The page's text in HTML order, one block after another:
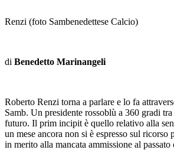
Renzi (foto Sambenedettese Calcio)
di Benedetto Marinangeli
Roberto Renzi torna a parlare e lo fa
Samb. Un presidente rossoblù a 360 gradi tra
futuro. Il prim incipit è quello relativo alla
un mese ancora non si è espresso sul ricorso
in merito alla mancata ammissione al